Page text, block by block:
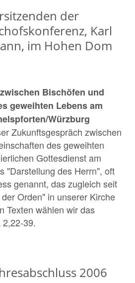
der
Karl
im Hohen Dom
Bischöfen und
geweihten Lebens am
Würzburg
Zukunftsgespräch zwischen
des geweihten
Gottesdienst am
"Darstellung des Herrn", oft
genannt, das zugleich seit
Orden" in unserer Kirche
Texten wählen wir das
39.
2006